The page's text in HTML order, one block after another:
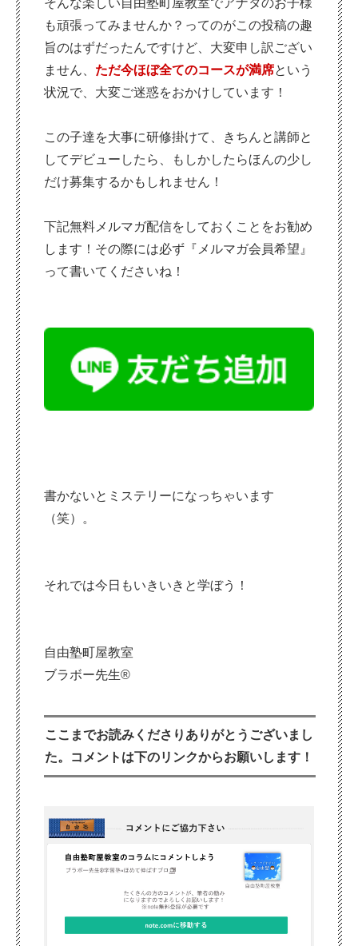
も頑張ってみませんか？ってのがこの投稿の趣
旨のはずだったんですけど、大変申し訳ござい
ません、 ただ今ほぼ全てのコースが満席という
状況で、大変ご迷惑をおかけしています！
この子達を大事に研修掛けて、きちんと講師と
してデビューしたら、もしかしたらほんの少し
だけ募集するかもしれません！
下記無料メルマガ配信をしておくことをお勧め
します！その際には必ず『メルマガ会員希望』
って書いてくださいね！
書かないとミステリーになっちゃいます
（笑）。
それでは今日もいきいきと学ぼう！
自由塾町屋教室
ブラボー先生®
ここまでお読みくださりありがとうございまし
た。コメントは下のリンクからお願いします！